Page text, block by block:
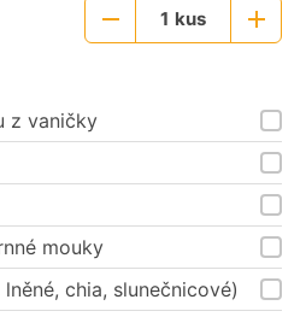
1 kus
Větší
z vaničky
mouky
chia, slunečnicové)